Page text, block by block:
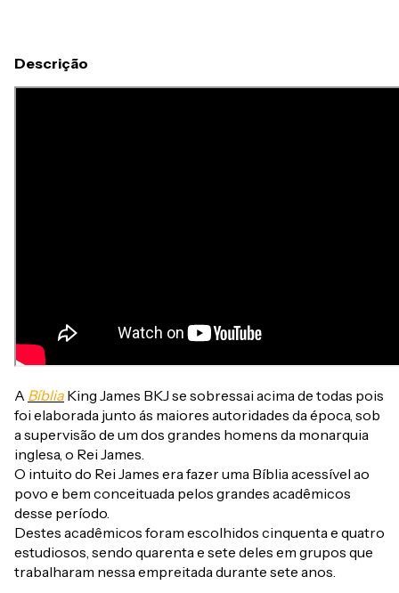
Descrição
A Bíblia King James BKJ se sobressai acima de todas pois
foi elaborada junto ás maiores autoridades da época, sob
a supervisão de um dos grandes homens da monarquia
inglesa, o Rei James.
O intuito do Rei James era fazer uma Bíblia acessível ao
povo e bem conceituada pelos grandes acadêmicos
desse período.
Destes acadêmicos foram escolhidos cinquenta e quatro
estudiosos, sendo quarenta e sete deles em grupos que
trabalharam nessa empreitada durante sete anos.